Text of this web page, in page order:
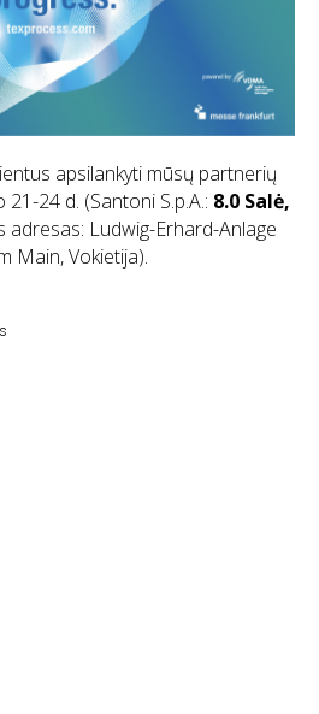
apsilankyti mūsų partnerių
24 d. (Santoni S.p.A.: 8.0 Salė,
adresas: Ludwig-Erhard-Anlage
Main, Vokietija).